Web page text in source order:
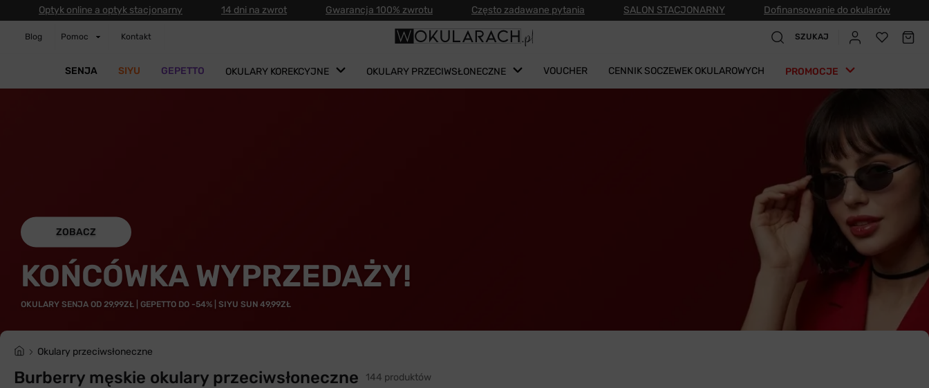
Optyk online a optyk stacjonarny 14 dni na zwrot Gwarancja 100% zwrotu Często zadawane pytania SALON STACJONARNY Dofinansowanie do okularów
Blog Pomoc Kontakt SZUKAJ
SENJA SIYU GEPETTO OKULARY KOREKCYJNE OKULARY PRZECIWSŁONECZNE VOUCHER CENNIK SOCZEWEK OKULAROWYCH PROMOCJE
ZOBACZ
KOŃCÓWKA WYPRZEDAŻY!
OKULARY SENJA OD 29,99ZŁ | GEPETTO DO -54% | SIYU SUN 49,99ZŁ
Okulary przeciwsłoneczne
Burberry męskie okulary przeciwsłoneczne 144 produktów